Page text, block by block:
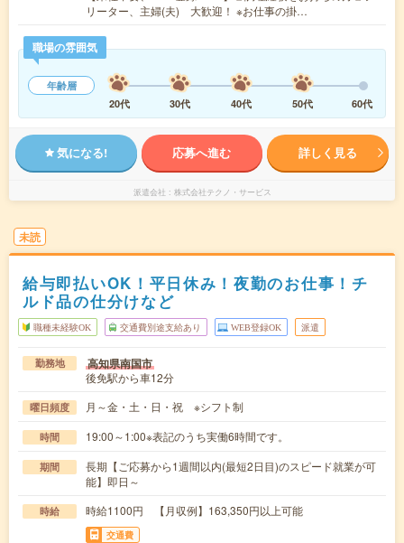
リーター、主婦(夫) 大歓迎！ ※お仕事の掛…
職場の雰囲気
年齢層
20代
30代 40代 50代 60代
気になる! 応募へ進む 詳しく見る
派遣会社 株式会社テクノ・サービス
未読
給与即払いOK！平日休み！夜勤のお仕事！チ
ルド品の仕分けなど
職種未経験OK 交通費別途支給あり WEB登録OK 派遣
勤務地 高知県南国市
後免駅から車12分
曜日頻度 月～金・土・日・祝 ※シフト制
時間 19:00～1:00※表記のうち実働6時間です。
期間
長期【ご応募から1週間以内(最短2日目)のスピード就業が可
能】即日～
時給 時給1100円 【月収例】163,350円以上可能
交通費